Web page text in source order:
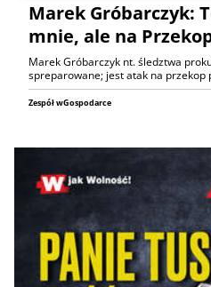
Marek Gróbarczyk:
mnie, ale na
Marek Gróbarczyk nt. śledztwa
spreparowane; jest atak na przekop
Zespół wGospodarce